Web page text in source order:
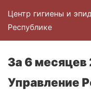
Центр гигиены и
Республике
За 6 месяцев
Управление